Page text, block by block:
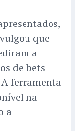
que
a
de bets
ferramenta
na
a